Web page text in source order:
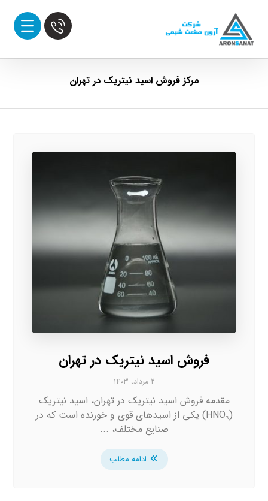
مرکز فروش اسید نیتریک در تهران
فروش اسید نیتریک در تهران
۲ مرداد، ۱۴۰۳
مقدمه فروش اسید نیتریک در تهران، اسید نیتریک
(HNO₃) یکی از اسیدهای قوی و خورنده است که در
صنایع مختلف، ...
ادامه مطلب